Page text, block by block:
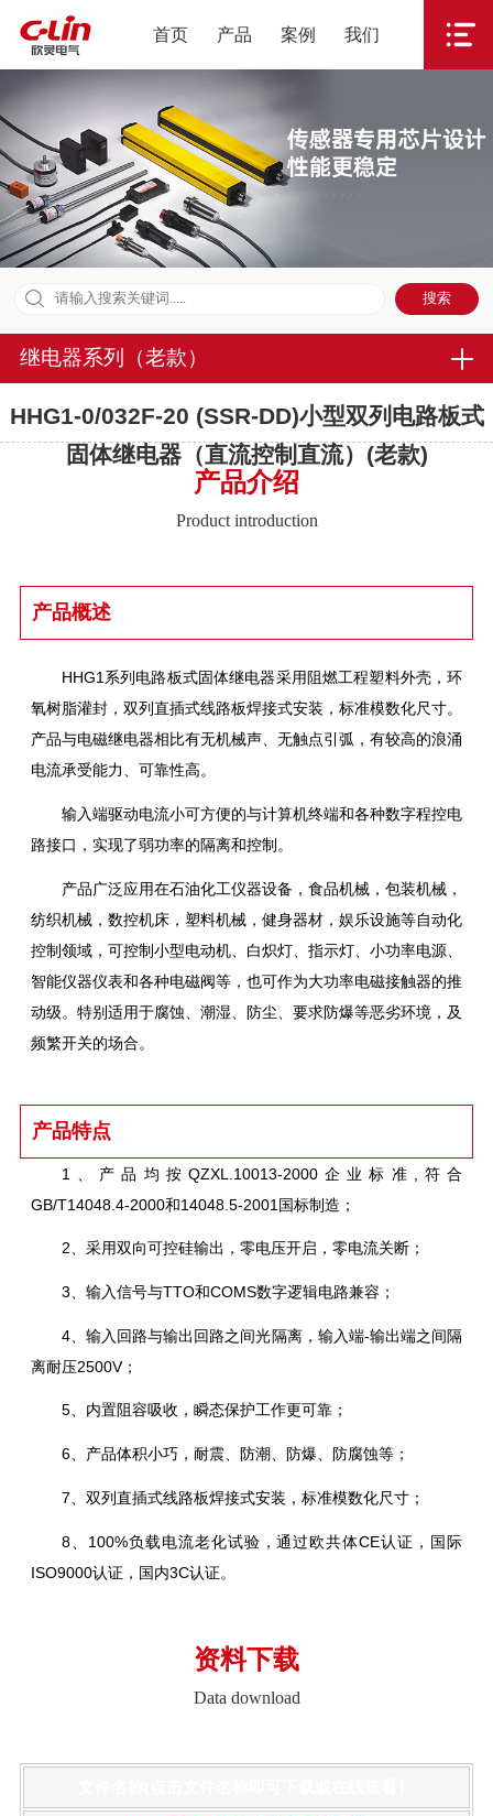
首页 产品 案例 我们
继电器系列（老款）
HHG1-0/032F-20 (SSR-DD)小型双列电路板式
固体继电器（直流控制直流）(老款)
产品介绍
Product introduction
产品概述
HHG1系列电路板式固体继电器采用阻燃工程塑料外壳，环
氧树脂灌封，双列直插式线路板焊接式安装，标准模数化尺寸。
产品与电磁继电器相比有无机械声、无触点引弧，有较高的浪涌
电流承受能力、可靠性高。
输入端驱动电流小可方便的与计算机终端和各种数字程控电
路接口，实现了弱功率的隔离和控制。
产品广泛应用在石油化工仪器设备，食品机械，包装机械，
纺织机械，数控机床，塑料机械，健身器材，娱乐设施等自动化
控制领域，可控制小型电动机、白炽灯、指示灯、小功率电源、
智能仪器仪表和各种电磁阀等，也可作为大功率电磁接触器的推
动级。特别适用于腐蚀、潮湿、防尘、要求防爆等恶劣环境，及
频繁开关的场合。
产品特点
1、产品均按QZXL.10013-2000企业标准,符合
GB/T14048.4-2000和14048.5-2001国标制造；
2、采用双向可控硅输出，零电压开启，零电流关断；
3、输入信号与TTO和COMS数字逻辑电路兼容；
4、输入回路与输出回路之间光隔离，输入端-输出端之间隔
离耐压2500V；
5、内置阻容吸收，瞬态保护工作更可靠；
6、产品体积小巧，耐震、防潮、防爆、防腐蚀等；
7、双列直插式线路板焊接式安装，标准模数化尺寸；
8、100%负载电流老化试验，通过欧共体CE认证，国际
ISO9000认证，国内3C认证。
资料下载
Data download